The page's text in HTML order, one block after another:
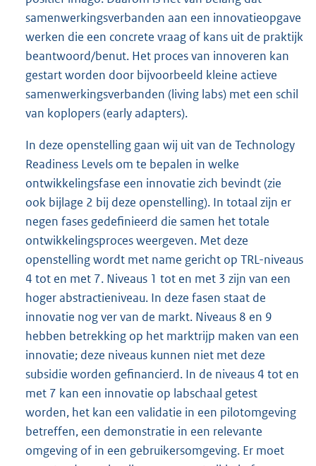
samenwerkingsverbanden aan een innovatieopgave
werken die een concrete vraag of kans uit de praktijk
beantwoord/benut. Het proces van innoveren kan
gestart worden door bijvoorbeeld kleine actieve
samenwerkingsverbanden (living labs) met een schil
van koplopers (early adapters).
In deze openstelling gaan wij uit van de Technology
Readiness Levels om te bepalen in welke
ontwikkelingsfase een innovatie zich bevindt (zie
ook bijlage 2 bij deze openstelling). In totaal zijn er
negen fases gedefinieerd die samen het totale
ontwikkelingsproces weergeven. Met deze
openstelling wordt met name gericht op TRL-niveaus
4 tot en met 7. Niveaus 1 tot en met 3 zijn van een
hoger abstractieniveau. In deze fasen staat de
innovatie nog ver van de markt. Niveaus 8 en 9
hebben betrekking op het marktrijp maken van een
innovatie; deze niveaus kunnen niet met deze
subsidie worden gefinancierd. In de niveaus 4 tot en
met 7 kan een innovatie op labschaal getest
worden, het kan een validatie in een pilotomgeving
betreffen, een demonstratie in een relevante
omgeving of in een gebruikersomgeving. Er moet